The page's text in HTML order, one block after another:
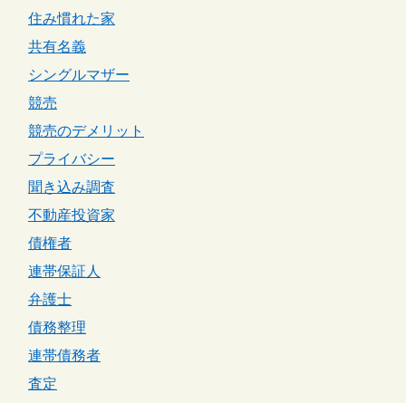
住み慣れた家
共有名義
シングルマザー
競売
競売のデメリット
プライバシー
聞き込み調査
不動産投資家
債権者
連帯保証人
弁護士
債務整理
連帯債務者
査定